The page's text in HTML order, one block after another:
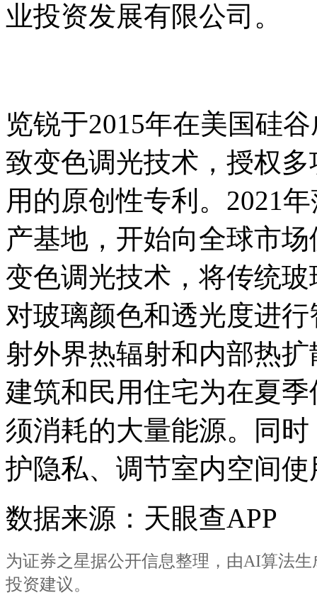
业投资发展有限公司。
览锐于2015年在美国硅
致变色调光技术，授权
用的原创性专利。2021
产基地，开始向全球市
变色调光技术，将传统
对玻璃颜色和透光度进
射外界热辐射和内部热
建筑和民用住宅为在夏
须消耗的大量能源。同
护隐私、调节室内空间
数据来源：天眼查APP
为证券之星据公开信息整理，由AI算法生
投资建议。